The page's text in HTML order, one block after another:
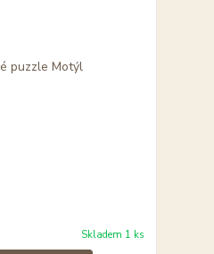
Skladem 1 ks